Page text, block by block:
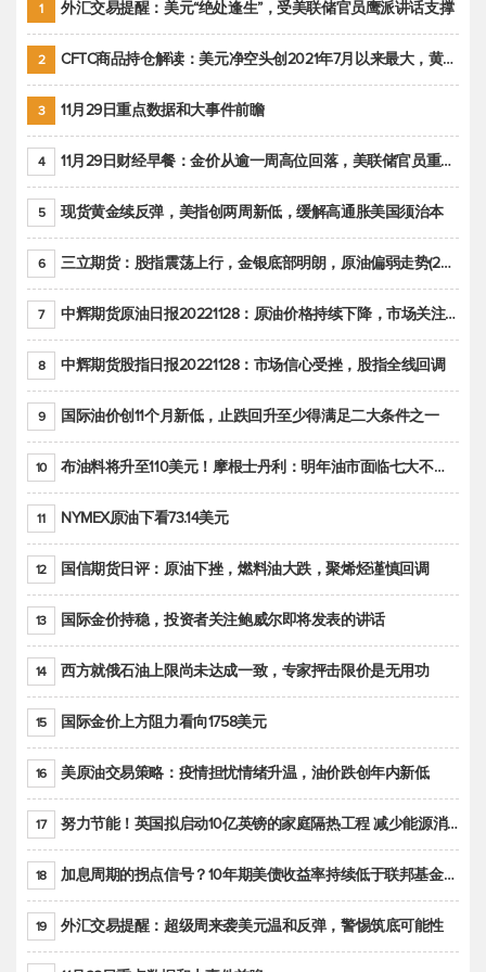
1 外汇交易提醒：美元“绝处逢生”，受美联储官员鹰派讲话支撑
2 CFTC商品持仓解读：美元净空头创2021年7月以来最大，黄金期货投机性净多头头寸减少
3 11月29日重点数据和大事件前瞻
4 11月29日财经早餐：金价从逾一周高位回落，美联储官员重申鹰派立场推动美元回升
5 现货黄金续反弹，美指创两周新低，缓解高通胀美国须治本
6 三立期货：股指震荡上行，金银底部明朗，原油偏弱走势(20221128收评)
7 中辉期货原油日报20221128：原油价格持续下降，市场关注OPEC+新一轮产能政策
8 中辉期货股指日报20221128：市场信心受挫，股指全线回调
9 国际油价创11个月新低，止跌回升至少得满足二大条件之一
10 布油料将升至110美元！摩根士丹利：明年油市面临七大不确定性
11 NYMEX原油下看73.14美元
12 国信期货日评：原油下挫，燃料油大跌，聚烯烃谨慎回调
13 国际金价持稳，投资者关注鲍威尔即将发表的讲话
14 西方就俄石油上限尚未达成一致，专家抨击限价是无用功
15 国际金价上方阻力看向1758美元
16 美原油交易策略：疫情担忧情绪升温，油价跌创年内新低
17 努力节能！英国拟启动10亿英镑的家庭隔热工程 减少能源消耗
18 加息周期的拐点信号？10年期美债收益率持续低于联邦基金利率目标区间
19 外汇交易提醒：超级周来袭美元温和反弹，警惕筑底可能性